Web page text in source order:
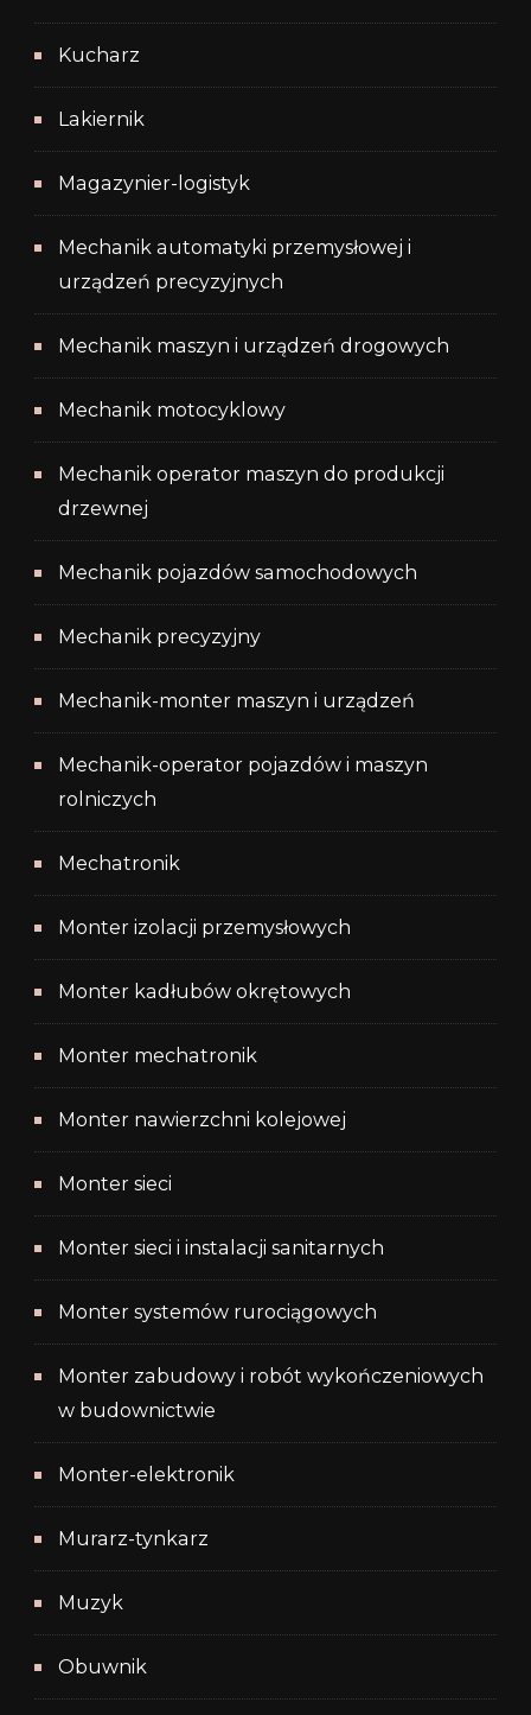
Kucharz
Lakiernik
Magazynier-logistyk
Mechanik automatyki przemysłowej i
urządzeń precyzyjnych
Mechanik maszyn i urządzeń drogowych
Mechanik motocyklowy
Mechanik operator maszyn do produkcji
drzewnej
Mechanik pojazdów samochodowych
Mechanik precyzyjny
Mechanik-monter maszyn i urządzeń
Mechanik-operator pojazdów i maszyn
rolniczych
Mechatronik
Monter izolacji przemysłowych
Monter kadłubów okrętowych
Monter mechatronik
Monter nawierzchni kolejowej
Monter sieci
Monter sieci i instalacji sanitarnych
Monter systemów rurociągowych
Monter zabudowy i robót wykończeniowych
w budownictwie
Monter-elektronik
Murarz-tynkarz
Muzyk
Obuwnik